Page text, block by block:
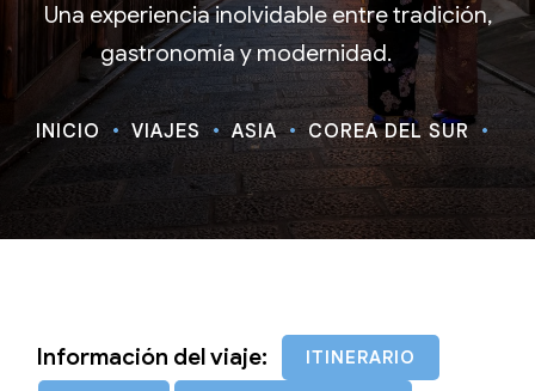
Una experiencia inolvidable entre tradición,
gastronomía y modernidad.
INICIO VIAJES ASIA COREA DEL SUR
Información del viaje: ITINERARIO